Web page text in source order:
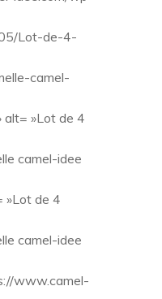
Lot-de-4-
camel-
alt= »Lot de 4
camel-idee
»Lot de 4
camel-idee
www.camel-